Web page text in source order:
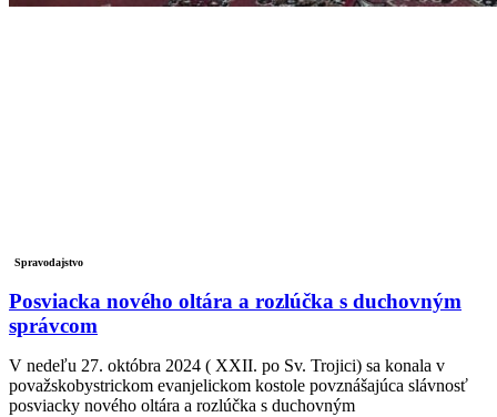
Spravodajstvo
Posviacka nového oltára a rozlúčka s duchovným
správcom
V nedeľu 27. októbra 2024 ( XXII. po Sv. Trojici) sa konala v
považskobystrickom evanjelickom kostole povznášajúca slávnosť
posviacky nového oltára a rozlúčka s duchovným